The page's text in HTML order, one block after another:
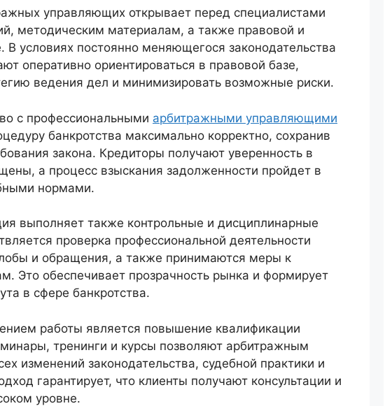
управляющих открывает перед специалистами
методическим материалам, а также правовой и
В условиях постоянно меняющегося законодательства
оперативно ориентироваться в правовой базе,
ведения дел и минимизировать возможные риски.
с профессиональными арбитражными управляющими
банкротства максимально корректно, сохранив
закона. Кредиторы получают уверенность в
а процесс взыскания задолженности пройдет в
нормами.
выполняет также контрольные и дисциплинарные
проверка профессиональной деятельности
и обращения, а также принимаются меры к
Это обеспечивает прозрачность рынка и формирует
в сфере банкротства.
работы является повышение квалификации
тренинги и курсы позволяют арбитражным
изменений законодательства, судебной практики и
гарантирует, что клиенты получают консультации и
уровне.